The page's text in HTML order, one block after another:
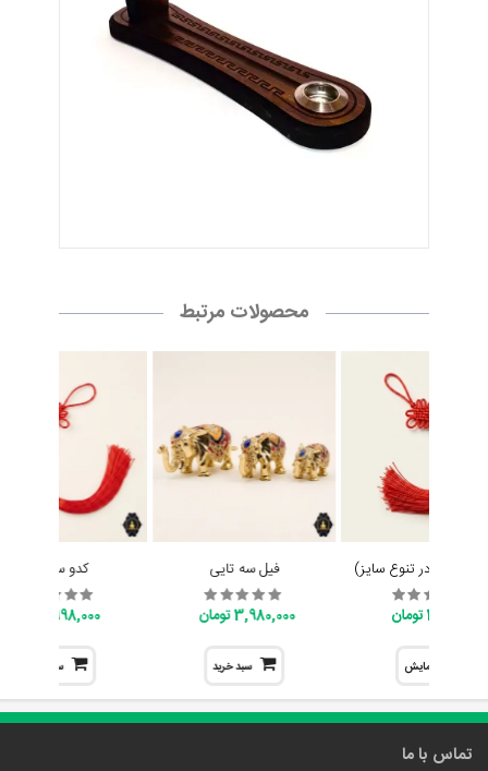
محصولات مرتبط
(در تنوع سایز)
398,000 تومان
نمایش
فیل سه تایی
3,980,000 تومان
سبد خرید
کدو سلامتی
998,000 تومان
سبد خرید
تماس با ما